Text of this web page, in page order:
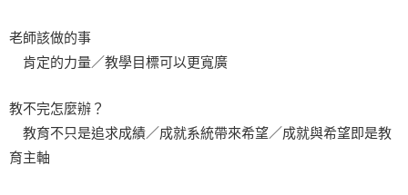
老師該做的事
肯定的力量／教學目標可以更寬廣
教不完怎麼辦？
教育不只是追求成績／成就系統帶來希望／成就與希望即是教
育主軸